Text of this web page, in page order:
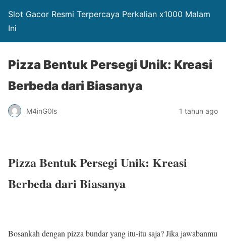
Slot Gacor Resmi Terpercaya Perkalian x1000 Malam
Ini
Pizza Bentuk Persegi Unik: Kreasi
Berbeda dari Biasanya
M4inG0ls 1 tahun ago
Pizza Bentuk Persegi Unik: Kreasi
Berbeda dari Biasanya
Bosankah dengan pizza bundar yang itu-itu saja? Jika jawabanmu